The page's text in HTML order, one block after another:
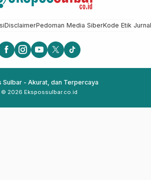
DisclaimerPedoman Media SiberKode Etik
Sulbar - Akurat, dan Terpercaya
© 2026 Ekspossulbar.co.id